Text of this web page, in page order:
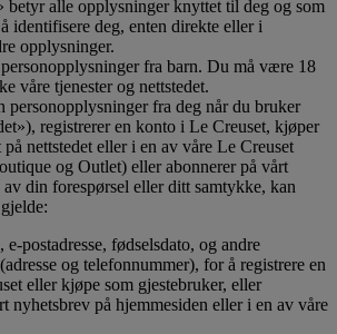
betyr alle opplysninger knyttet til deg og som
identifisere deg, enten direkte eller i
opplysninger.
fra barn. Du må være 18
våre tjenester og nettstedet.
personopplysninger fra deg når du bruker
registrerer en konto i Le Creuset, kjøper
nettstedet eller i en av våre Le Creuset
og Outlet) eller abonnerer på vårt
din forespørsel eller ditt samtykke, kan
e-postadresse, fødselsdato, og andre
og telefonnummer), for å registrere en
eller kjøpe som gjestebruker, eller
nyhetsbrev på hjemmesiden eller i en av våre